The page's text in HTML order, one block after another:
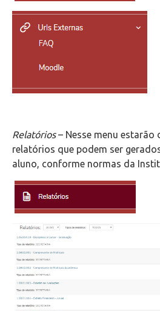
Relatórios– Nesse menu estarão
relatórios que podem ser
aluno, conforme normas da